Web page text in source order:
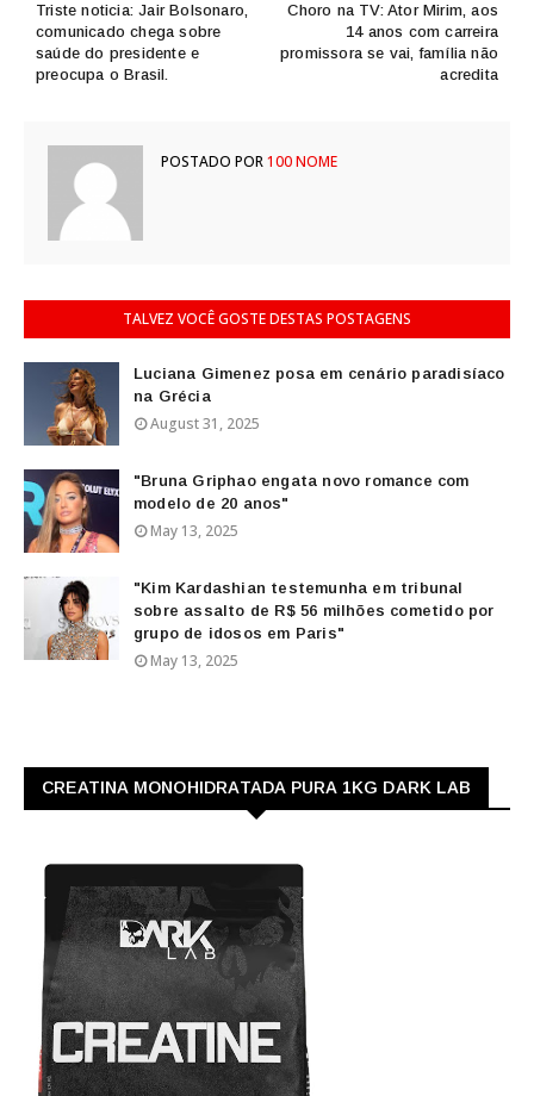
Choro na TV: Ator Mirim, aos
14 anos com carreira
promissora se vai, família não
acredita
Triste noticia: Jair Bolsonaro,
comunicado chega sobre
saúde do presidente e
preocupa o Brasil.
POSTADO POR100 NOME
TALVEZ VOCÊ GOSTE DESTAS POSTAGENS
Luciana Gimenez posa em cenário paradisíaco
na Grécia
August 31, 2025
"Bruna Griphao engata novo romance com
modelo de 20 anos"
May 13, 2025
"Kim Kardashian testemunha em tribunal
sobre assalto de R$ 56 milhões cometido por
grupo de idosos em Paris"
May 13, 2025
CREATINA MONOHIDRATADA PURA 1KG DARK LAB